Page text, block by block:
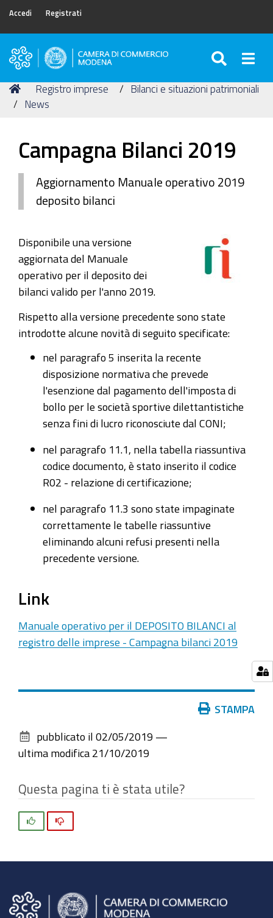
Accedi Registrati
Camera
Commercio
di
Tu
sei
Home
Registro imprese
Bilanci e situazioni patrimoniali
News
Campagna Bilanci 2019
Aggiornamento Manuale operativo 2019
deposito bilanci
Disponibile una versione
aggiornata del Manuale
operativo per il deposito dei
bilanci valido per l'anno 2019.
Rispetto alla versione precedente sono state
introdotte alcune novità di seguito specificate:
nel paragrafo 5 inserita la recente
disposizione normativa che prevede
l'esenzione dal pagamento dell'imposta di
bollo per le società sportive dilettantistiche
senza fini di lucro riconosciute dal CONI;
nel paragrafo 11.1, nella tabella riassuntiva
codice documento, è stato inserito il codice
R02 - relazione di certificazione;
nel paragrafo 11.3 sono state impaginate
correttamente le tabelle riassuntive
eliminando alcuni refusi presenti nella
precedente versione.
Link
Manuale operativo per il DEPOSITO BILANCI al
registro delle imprese - Campagna bilanci 2019
documento
STAMPA
pubblicato il 02/05/2019 —
ultima modifica 21/10/2019
Questa pagina ti è stata utile?